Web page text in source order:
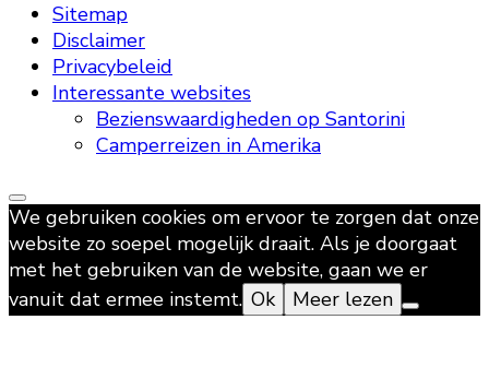
Sitemap
Disclaimer
Privacybeleid
Interessante websites
Bezienswaardigheden op Santorini
Camperreizen in Amerika
We gebruiken cookies om ervoor te zorgen dat onze
website zo soepel mogelijk draait. Als je doorgaat
met het gebruiken van de website, gaan we er
vanuit dat ermee instemt. Ok Meer lezen